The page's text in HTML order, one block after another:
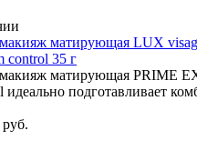
матирующая LUX
control 35 г
матирующая PRIME
идеально подготавливает